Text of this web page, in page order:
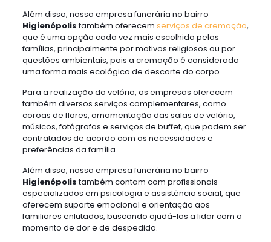
Além disso, nossa empresa funerária no bairro
Higienópolistambém oferecem serviços de cremação,
que é uma opção cada vez mais escolhida pelas
famílias, principalmente por motivos religiosos ou por
questões ambientais, pois a cremação é considerada
uma forma mais ecológica de descarte do corpo.
Para a realização do velório, as empresas oferecem
também diversos serviços complementares, como
coroas de flores, ornamentação das salas de velório,
músicos, fotógrafos e serviços de buffet, que podem ser
contratados de acordo com as necessidades e
preferências da família.
Além disso, nossa empresa funerária no bairro
Higienópolistambém contam com profissionais
especializados em psicologia e assistência social, que
oferecem suporte emocional e orientação aos
familiares enlutados, buscando ajudá-los a lidar com o
momento de dor e de despedida.